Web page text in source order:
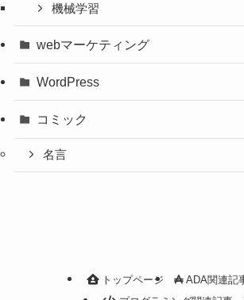
機械学習
webマーケティング
WordPress
コミック
名言
トップページ
ADA関連記